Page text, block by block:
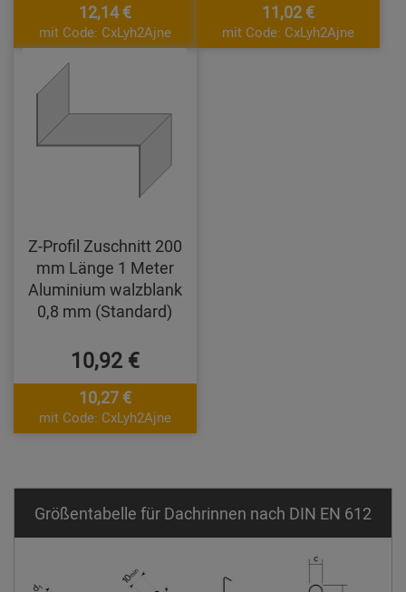
12,14 €
mit Code: CxLyh2Ajne
11,02 €
mit Code: CxLyh2Ajne
Z-Profil Zuschnitt 200
mm Länge 1 Meter
Aluminium walzblank
0,8 mm (Standard)
10,92 €
10,27 €
mit Code: CxLyh2Ajne
Größentabelle für Dachrinnen nach DIN EN 612